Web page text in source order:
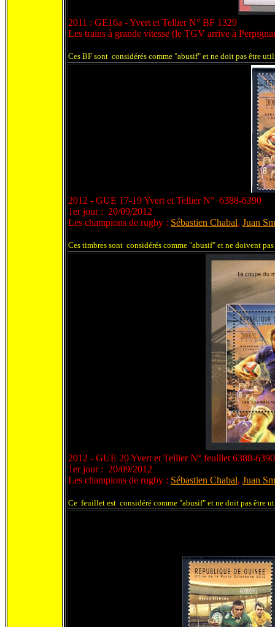
2011 : GE16a - Yvert et Tellier N° BF 1329
Les trains à grande vitesse (le TGV arrive à
Ces BF sont considérés comme "abusif" et ne doit pas être
2012 - GUE 17-19 Yvert et Tellier N° 6388-6390
1er jour : 20/09/2012
Les champions de rugby : Sébastien Chabal, Juan
Ces timbres sont considérés comme "abusif" et ne doivent
2012 - GUE 20 Yvert et Tellier N° feuillet 6388-6390
1er jour : 20/09/2012
Les champions de rugby : Sébastien Chabal, Juan
Ce feuillet est considéré comme "abusif" et ne doit pas être